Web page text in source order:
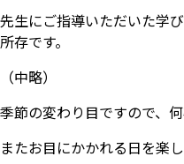
先生にご指導いただいた学
所存です。
（中略）
季節の変わり目ですので、
またお目にかかれる日を楽